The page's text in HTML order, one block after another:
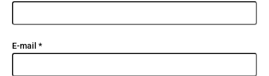
E-mail *